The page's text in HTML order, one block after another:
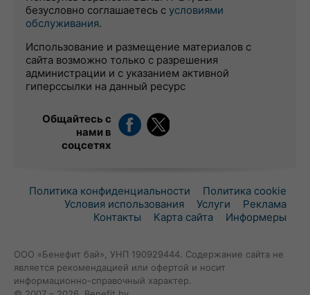
безусловно соглашаетесь с условиями
обслуживания.
Использование и размещение материалов с
сайта возможно только с разрешения
администрации и с указанием активной
гиперссылки на данный ресурс
Общайтесь с
нами в
соцсетях
Политика конфиденциальности
Политика cookie
Условия использования
Услуги
Реклама
Контакты
Карта сайта Информеры
ООО «Бенефит бай», УНП 190929444. Содержание сайта не
является рекомендацией или офертой и носит
информационно-справочный характер.